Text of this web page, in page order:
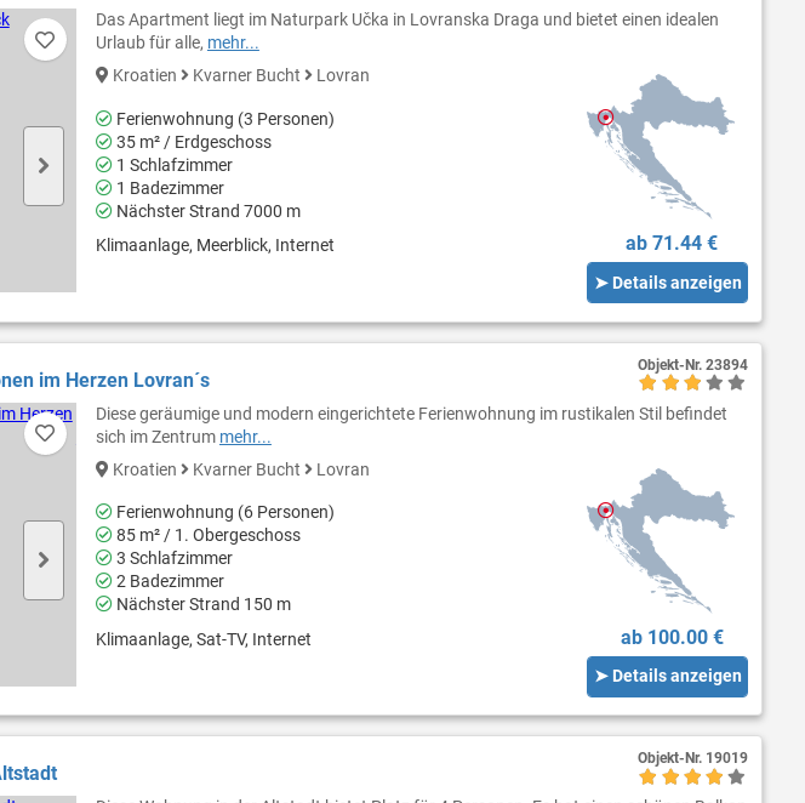
Das Apartment liegt im Naturpark Učka in Lovranska Draga und bietet einen idealen
Urlaub für alle, mehr...
Kroatien
Kvarner Bucht Lovran
Ferienwohnung (3 Personen)
35 m² / Erdgeschoss
1 Schlafzimmer
1 Badezimmer
Nächster Strand 7000 m
Klimaanlage, Meerblick, Internet
ab 71.44 €
➤ Details anzeigen
im Herzen Lovran´s
Diese geräumige und modern eingerichtete Ferienwohnung im rustikalen Stil befindet
sich im Zentrum mehr...
Kroatien
Kvarner Bucht Lovran
Ferienwohnung (6 Personen)
85 m² / 1. Obergeschoss
3 Schlafzimmer
2 Badezimmer
Nächster Strand 150 m
Klimaanlage, Sat-TV, Internet
ab 100.00 €
➤ Details anzeigen
Objekt-Nr. 23894
Objekt-Nr. 19019